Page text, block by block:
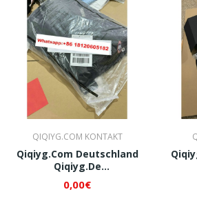
QIQIYG.COM KONTAKT
Qiqiyg.com Deutschland
Qiqiyg.de
QI280
0,00€